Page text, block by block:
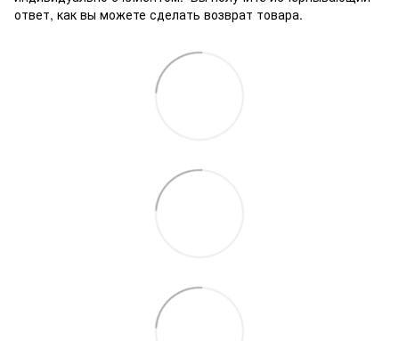
ответ, как вы можете сделать возврат товара.